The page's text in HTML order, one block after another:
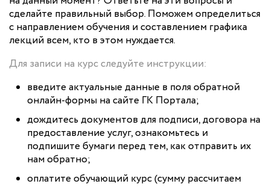
сделайте правильный выбор. Поможем определиться
с направлением обучения и составлением графика
лекций всем, кто в этом нуждается.
Для записи на курс следуйте инструкции:
введите актуальные данные в поля обратной
онлайн-формы на сайте ГК Портала;
дождитесь документов для подписи, договора на
предоставление услуг, ознакомьтесь и
подпишите бумаги перед тем, как отправить их
нам обратно;
оплатите обучающий курс (сумму рассчитаем